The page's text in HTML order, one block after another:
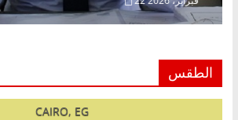
الطقس
CAIRO, EG